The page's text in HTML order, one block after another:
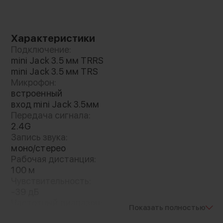
сможете писать две раздельные дорожки,
что даёт больше возможностей для
редактирования материала. Высокое
качество записи в 48 КГц с возможностью
усиления сигнала гарантирует
профессиональное качество звука
10 часов работы
Вы сможете записывать звук целых 10 часов
Характеристики
Подключение:
mini Jack 3.5 мм TRRS
mini Jack 3.5 мм TRS
Микрофон:
встроенный
вход mini Jack 3.5мм
Передача сигнала:
2.4G
Запись звука:
моно/стерео
Рабочая дистанция:
100 м
Показать полностью